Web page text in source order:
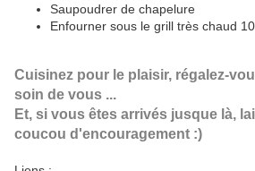
Saupoudrer de chapelure
Enfourner sous le grill très chaud
Cuisinez pour le plaisir, régalez-
soin de vous ...
Et, si vous êtes arrivés jusque là,
coucou d'encouragement :)